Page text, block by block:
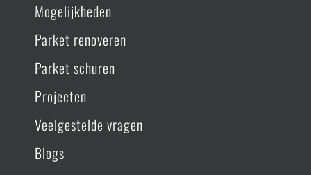
Mogelijkheden
Parket renoveren
Parket schuren
Projecten
Veelgestelde vragen
Blogs